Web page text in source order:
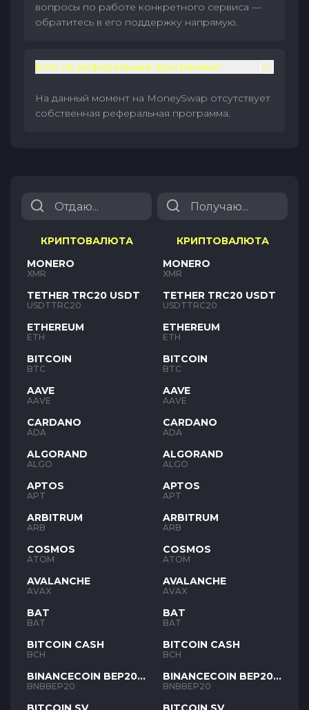
вопросы по работе конкретного сервиса —
обратитесь в его поддержку напрямую.
Есть ли реферальные программы?
На данный момент на MoneySwap отсутствует
собственная реферальная программа.
КРИПТОВАЛЮТА
MONERO
XMR
TETHER TRC20 USDT
USDTTRC20
ETHEREUM
ETH
BITCOIN
BTC
AAVE
AAVE
CARDANO
ADA
ALGORAND
ALGO
APTOS
APT
ARBITRUM
ARB
COSMOS
ATOM
AVALANCHE
AVAX
BAT
BAT
BITCOIN CASH
BCH
BINANCECOIN BEP20
BNB
BNBBEP20
КРИПТОВАЛЮТА
MONERO
XMR
TETHER TRC20 USDT
USDTTRC20
ETHEREUM
ETH
BITCOIN
BTC
AAVE
AAVE
CARDANO
ADA
ALGORAND
ALGO
APTOS
APT
ARBITRUM
ARB
COSMOS
ATOM
AVALANCHE
AVAX
BAT
BAT
BITCOIN CASH
BCH
BINANCECOIN BEP20
BNB
BNBBEP20